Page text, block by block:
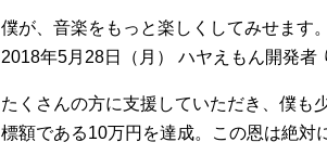
僕が、音楽をもっと楽しくしてみせます。
2018年5月28日（月） ハヤえもん開発者
たくさんの方に支援していただき、僕も
標額である10万円を達成。この恩は絶対